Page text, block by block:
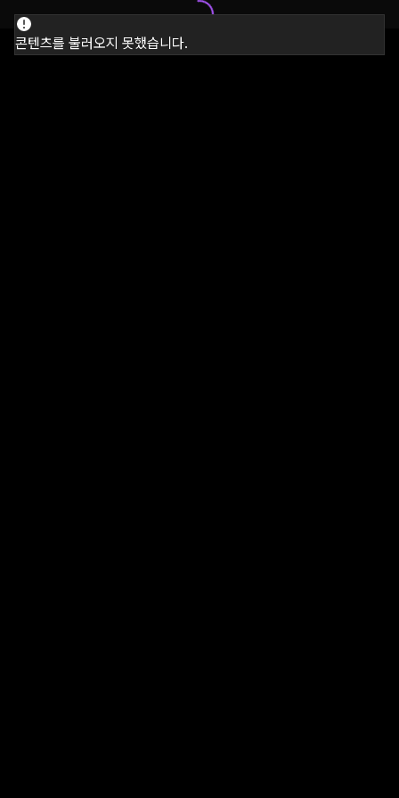
콘텐츠를 불러오지 못했습니다.